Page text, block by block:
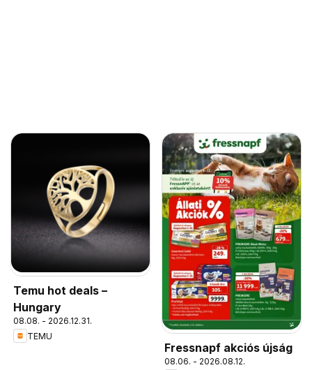
Temu hot deals –
Hungary
08.08. - 2026.12.31.
TEMU
Fressnapf akciós újság
08.06. - 2026.08.12.